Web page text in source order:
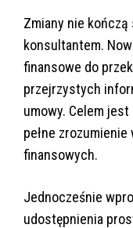
Zmiany nie
konsultantem.
finansowe do
przejrzystych
umowy. Celem
pełne
finansowych.
Jednocześnie
udostępnienia